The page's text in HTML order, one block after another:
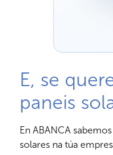
E, se
paneis
En ABANCA
solares na túa